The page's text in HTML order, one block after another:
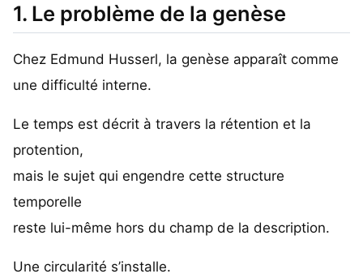
1. Le problème de la genèse
Chez Edmund Husserl, la genèse apparaît comme
une difficulté interne.
Le temps est décrit à travers la rétention et la
protention,
mais le sujet qui engendre cette structure
temporelle
reste lui-même hors du champ de la description.
Une circularité s’installe.